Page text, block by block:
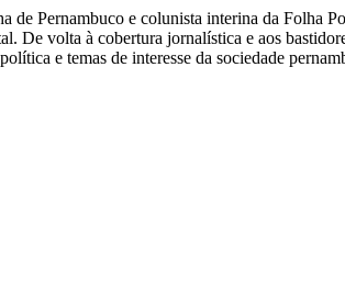
Pernambuco e colunista interina da Folha
De volta à cobertura jornalística e aos
e temas de interesse da sociedade